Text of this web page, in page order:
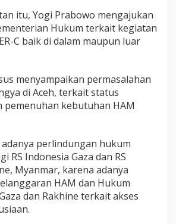
o
l
a
b
a
s
K
j
a
K
e
m
a
n
itu, Yogi Prabowo mengajukan
Hukum terkait kegiatan
C baik di dalam maupun luar
menyampaikan permasalahan
di Aceh, terkait status
pemenuhan kebutuhan HAM
perlindungan hukum
RS Indonesia Gaza dan RS
Myanmar, karena adanya
HAM dan Hukum
dan Rakhine terkait akses